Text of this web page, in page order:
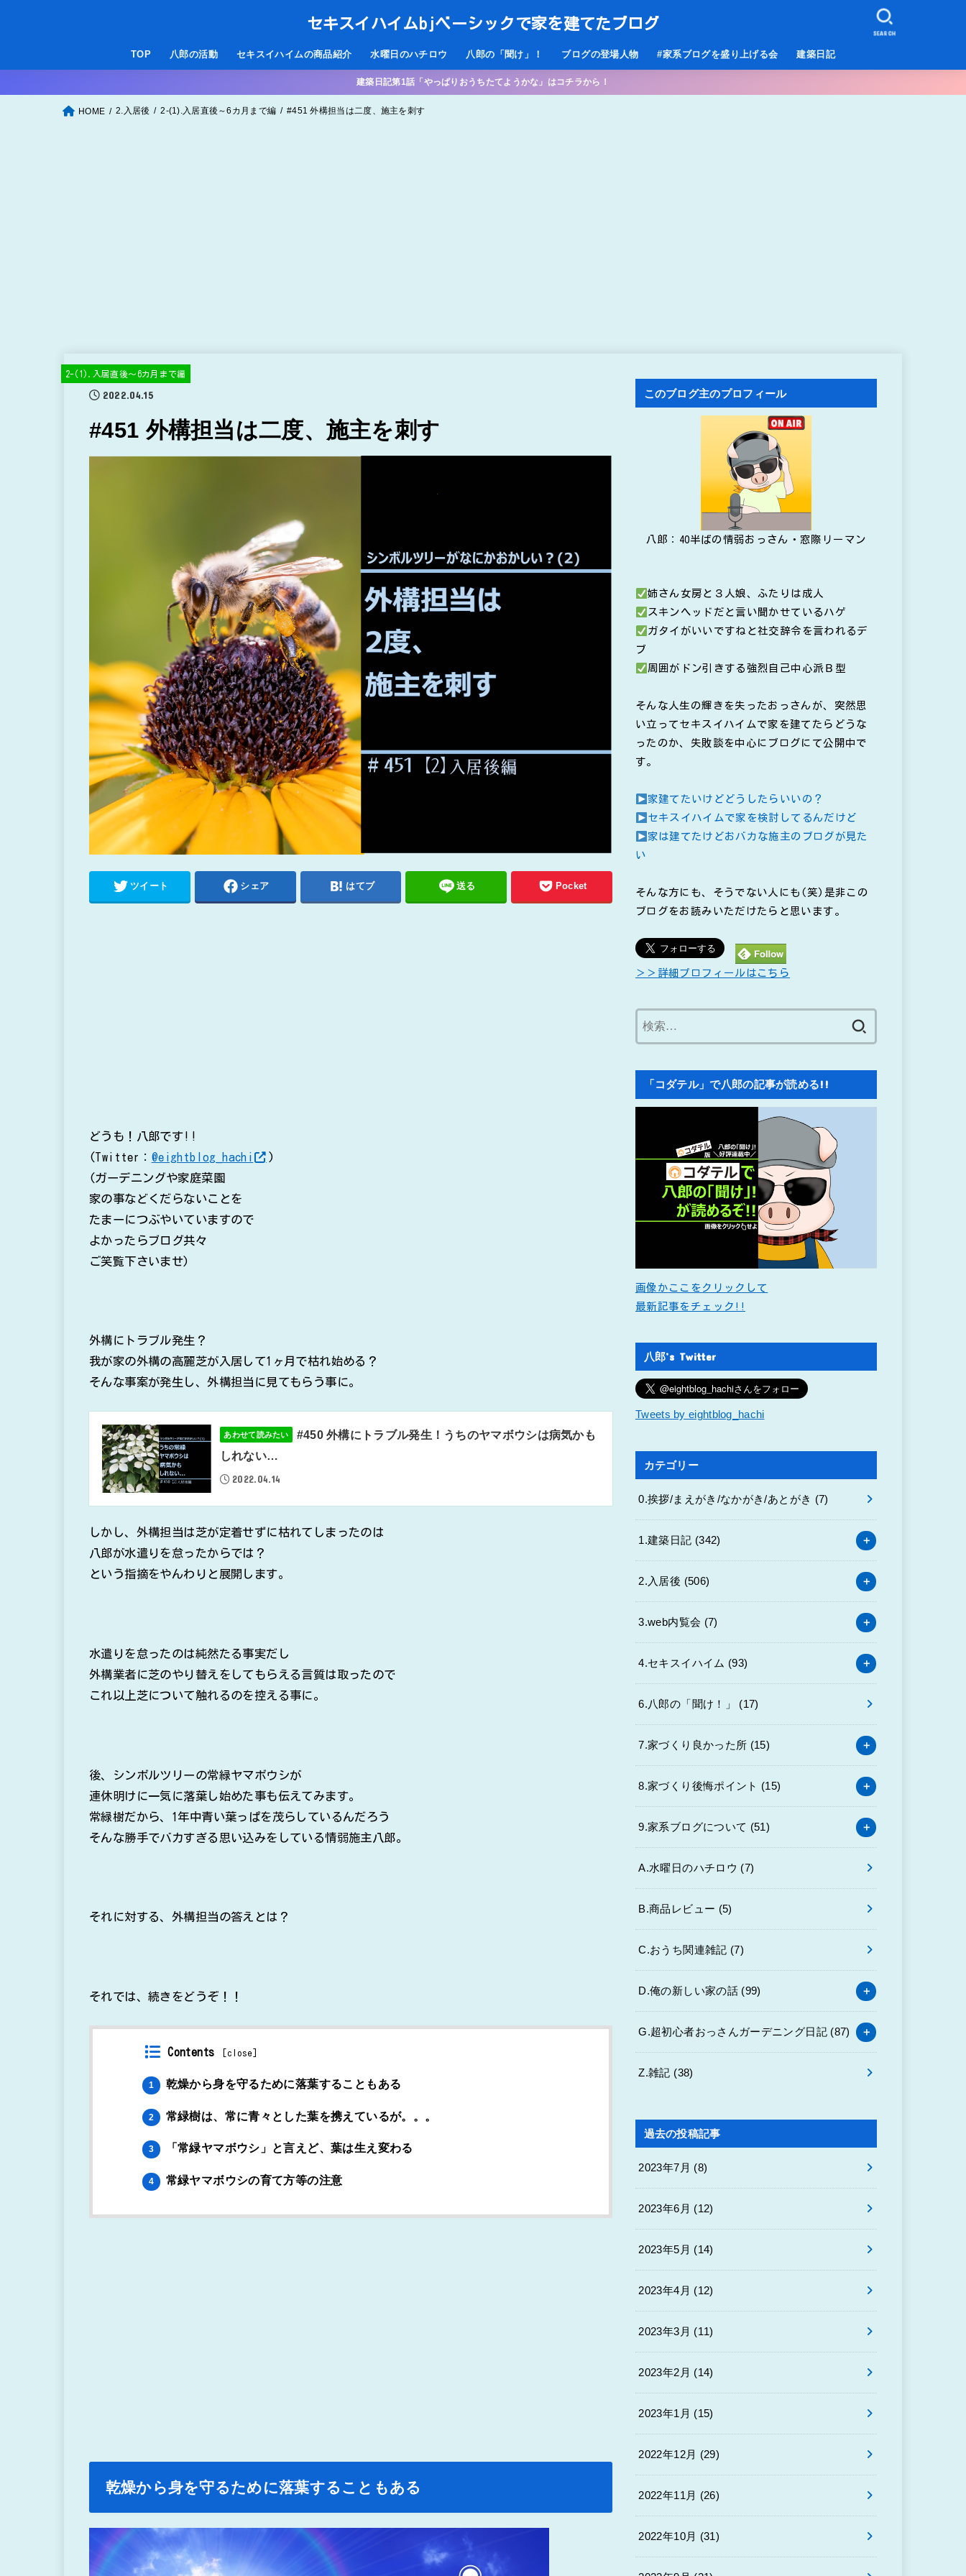
セキスイハイムbjベーシックで家を建てたブログ
TOP 八郎の活動 セキスイハイムの商品紹介 水曜日のハチロウ 八郎の「聞け」！ ブログの登場人物 #家系ブログを盛り上げる会 建築日記
SEARCH
建築日記第1話「やっぱりおうちたてようかな」はコチラから！
HOME 2.入居後 2-(1).入居直後～6カ月まで編 #451 外構担当は二度、施主を刺す
2-(1).入居直後～6カ月まで編
2022.04.15
#451 外構担当は二度、施主を刺す
ツイート シェア はてブ 送る Pocket
どうも！八郎です!!
(Twitter： @eightblog_hachi
)
(ガーデニングや家庭菜園
家の事などくだらないことを
たまーにつぶやいていますので
よかったらブログ共々
ご笑覧下さいませ)
外構にトラブル発生？
我が家の外構の高麗芝が入居して1ヶ月で枯れ始める？
そんな事案が発生し、外構担当に見てもらう事に。
あわせて読みたい
#450 外構にトラブル発生！うちのヤマボウシは病気かも
しれない…
2022.04.14
しかし、外構担当は芝が定着せずに枯れてしまったのは
八郎が水遣りを怠ったからでは？
という指摘をやんわりと展開します。
水遣りを怠ったのは純然たる事実だし
外構業者に芝のやり替えをしてもらえる言質は取ったので
これ以上芝について触れるのを控える事に。
後、シンボルツリーの常緑ヤマボウシが
連休明けに一気に落葉し始めた事も伝えてみます。
常緑樹だから、1年中青い葉っぱを茂らしているんだろう
そんな勝手でバカすぎる思い込みをしている情弱施主八郎。
それに対する、外構担当の答えとは？
それでは、続きをどうぞ！！
Contents close
1 乾燥から身を守るために落葉することもある
2 常緑樹は、常に青々とした葉を携えているが。。。
3 「常緑ヤマボウシ」と言えど、葉は生え変わる
4 常緑ヤマボウシの育て方等の注意
乾燥から身を守るために落葉することもある
このブログ主のプロフィール
八郎：40半ばの情弱おっさん・窓際リーマン
姉さん女房と３人娘、ふたりは成人
スキンヘッドだと言い聞かせているハゲ
ガタイがいいですねと社交辞令を言われるデ
ブ
周囲がドン引きする強烈自己中心派Ｂ型
そんな人生の輝きを失ったおっさんが、突然思
い立ってセキスイハイムで家を建てたらどうな
ったのか、失敗談を中心にブログにて公開中で
す。
家建てたいけどどうしたらいいの？
セキスイハイムで家を検討してるんだけど
家は建てたけどおバカな施主のブログが見た
い
そんな方にも、そうでない人にも(笑)是非この
ブログをお読みいただけたらと思います。
＞＞詳細プロフィールはこちら
「コダテル」で八郎の記事が読める!!
画像かここをクリックして
最新記事をチェック!!
八郎’s Twitter
Tweets by eightblog_hachi
カテゴリー
0.挨拶/まえがき/なかがき/あとがき (7)
1.建築日記 (342)
2.入居後 (506)
3.web内覧会 (7)
4.セキスイハイム (93)
6.八郎の「聞け！」 (17)
7.家づくり良かった所 (15)
8.家づくり後悔ポイント (15)
9.家系ブログについて (51)
A.水曜日のハチロウ (7)
B.商品レビュー (5)
C.おうち関連雑記 (7)
D.俺の新しい家の話 (99)
G.超初心者おっさんガーデニング日記 (87)
Z.雑記 (38)
過去の投稿記事
2023年7月 (8)
2023年6月 (12)
2023年5月 (14)
2023年4月 (12)
2023年3月 (11)
2023年2月 (14)
2023年1月 (15)
2022年12月 (29)
2022年11月 (26)
2022年10月 (31)